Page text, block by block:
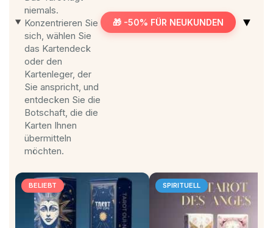
niemals.
Konzentrieren Sie
sich, wählen Sie
das Kartendeck
oder den
Kartenleger, der
Sie anspricht, und
entdecken Sie die
Botschaft, die die
Karten Ihnen
übermitteln
möchten.
🎁 -50% FÜR NEUKUNDEN ▼
BELIEBT SPIRITUELL